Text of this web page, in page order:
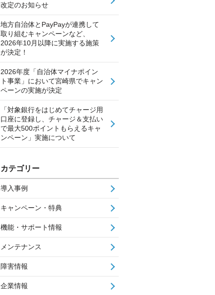
改定のお知らせ
地方自治体とPayPayが連携して
取り組むキャンペーンなど、
2026年10月以降に実施する施策
が決定！
2026年度「自治体マイナポイン
ト事業」において宮崎県でキャン
ペーンの実施が決定
「対象銀行をはじめてチャージ用
口座に登録し、チャージ＆支払い
で最大500ポイントもらえるキャ
ンペーン」実施について
カテゴリー
導入事例
キャンペーン・特典
機能・サポート情報
メンテナンス
障害情報
企業情報